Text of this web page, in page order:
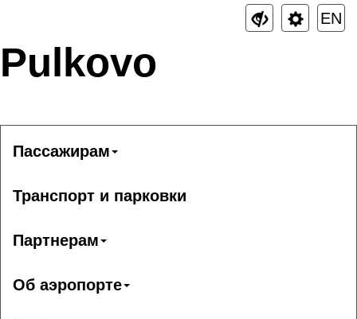
EN
Pulkovo
Пассажирам
Транспорт и парковки
Партнерам
Об аэропорте